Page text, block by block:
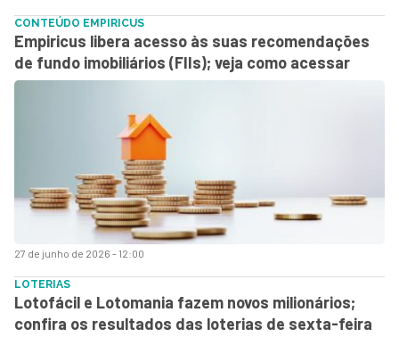
27 de junho de 2026 - 12:00
CONTEÚDO EMPIRICUS
Empiricus libera acesso às suas recomendações
de fundo imobiliários (FIIs); veja como acessar
LOTERIAS
Lotofácil e Lotomania fazem novos milionários;
confira os resultados das loterias de sexta-feira